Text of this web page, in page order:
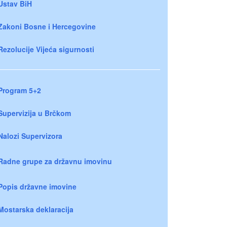
BiH
Bosne i Hercegovine
Vijeća sigurnosti
5+2
u Brčkom
Supervizora
grupe za državnu imovinu
državne imovine
deklaracija